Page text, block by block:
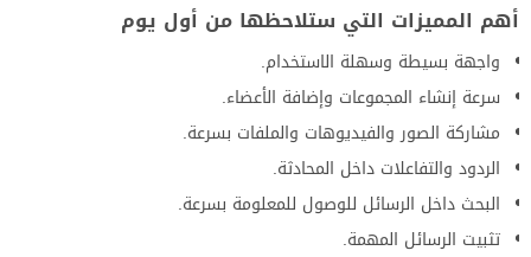
أهم المميزات التي ستلاحظها من أول يوم
واجهة بسيطة وسهلة الاستخدام.
سرعة إنشاء المجموعات وإضافة الأعضاء.
مشاركة الصور والفيديوهات والملفات بسرعة.
الردود والتفاعلات داخل المحادثة.
البحث داخل الرسائل للوصول للمعلومة بسرعة.
تثبيت الرسائل المهمة.